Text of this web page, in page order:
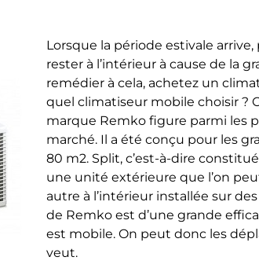
Lorsque la période estivale arrive,
rester à l’intérieur à cause de la
remédier à cela, achetez un
quel climatiseur mobile choisir ?
marque Remko figure parmi les
marché. Il a été conçu pour les
80 m2. Split, c’est-à-dire
une unité extérieure que l’on
autre à l’intérieur installée sur
de Remko est d’une grande
est mobile. On peut donc les
veut.